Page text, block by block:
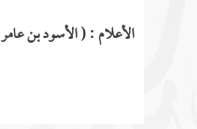
الأعلام : ( الأسود بن